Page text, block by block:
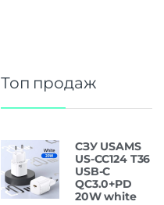
Топ продаж
СЗУ USAMS
US-CC124 T36
USB-C
QC3.0+PD
20W white